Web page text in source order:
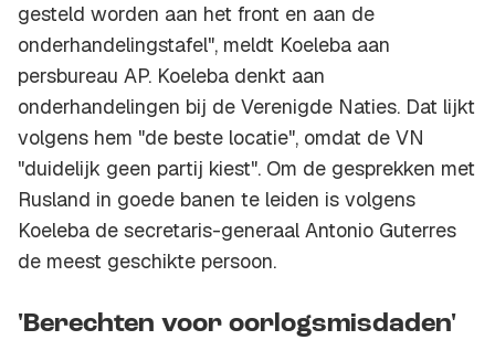
gesteld worden aan het front en aan de
onderhandelingstafel", meldt Koeleba aan
persbureau AP. Koeleba denkt aan
onderhandelingen bij de Verenigde Naties. Dat lijkt
volgens hem "de beste locatie", omdat de VN
"duidelijk geen partij kiest". Om de gesprekken met
Rusland in goede banen te leiden is volgens
Koeleba de secretaris-generaal Antonio Guterres
de meest geschikte persoon.
'Berechten voor oorlogsmisdaden'